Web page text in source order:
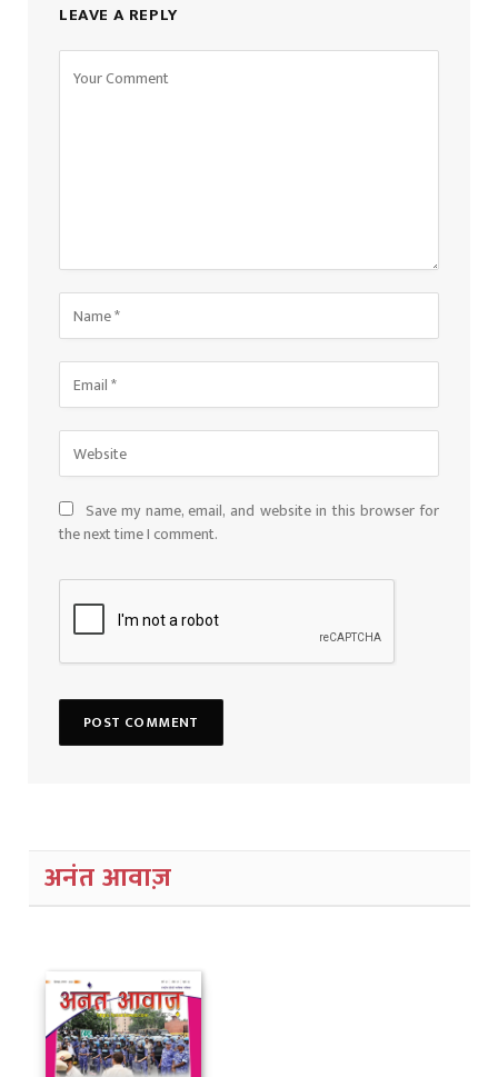
LEAVE A REPLY
Save my name, email, and website in this browser for
the next time I comment.
अनंत आवाज़